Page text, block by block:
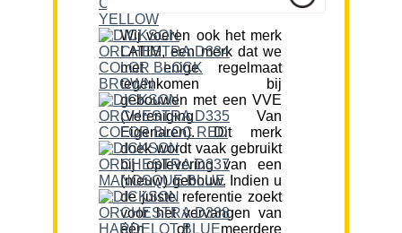
Wij voeren ook het merk
LATIM, een merk dat we
met enige regelmaat
tegenkomen bij
gebouwen met een VVE
(Vereniging Van
Eigenaren). Dit merk
doek wordt vaak gebruikt
bij oplevering van een
(nieuw) gebouw. Indien u
de juiste referentie zoekt
voor het vervangen van
één of meerdere